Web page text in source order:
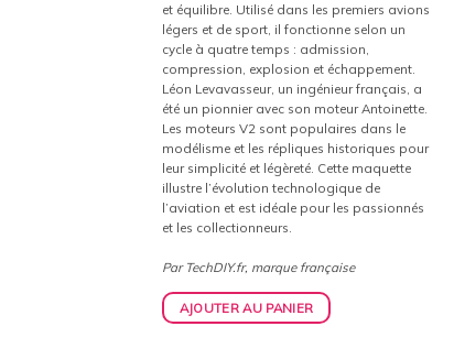
et équilibre. Utilisé dans les premiers avions
légers et de sport, il fonctionne selon un
cycle à quatre temps : admission,
compression, explosion et échappement.
Léon Levavasseur, un ingénieur français, a
été un pionnier avec son moteur Antoinette.
Les moteurs V2 sont populaires dans le
modélisme et les répliques historiques pour
leur simplicité et légèreté. Cette maquette
illustre l’évolution technologique de
l’aviation et est idéale pour les passionnés
et les collectionneurs.
Par TechDIY.fr, marque française
AJOUTER AU PANIER